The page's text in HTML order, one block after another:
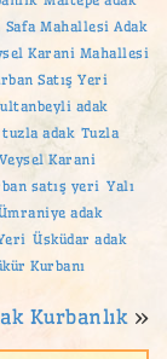
Safa Mahallesi Adak
Karani Mahallesi
Satış Yeri
adak
tuzla adak Tuzla
Veysel Karani
satış yeri Yalı
adak
Üsküdar adak
Kurbanı
Kurbanlık »